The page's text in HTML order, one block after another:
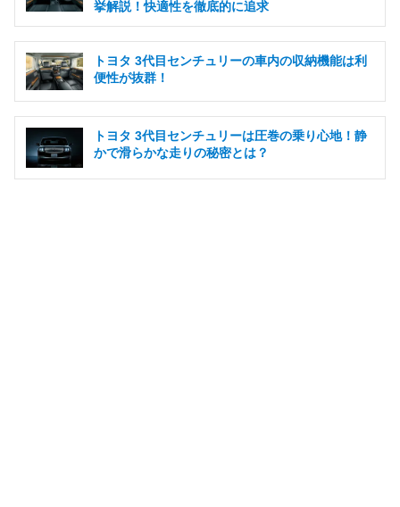
挙解説！快適性を徹底的に追求
トヨタ 3代目センチュリーの車内の収納機能は利
便性が抜群！
トヨタ 3代目センチュリーは圧巻の乗り心地！静
かで滑らかな走りの秘密とは？